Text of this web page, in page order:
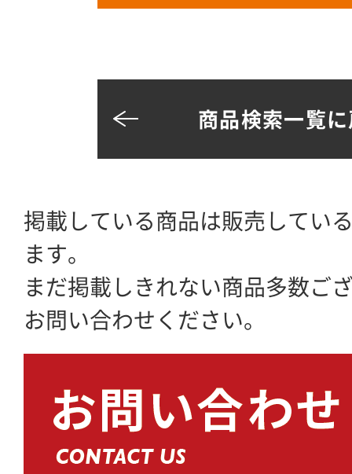
商品検索一覧
掲載している商品は販売してい
ます。
まだ掲載しきれない商品多数ご
お問い合わせください。